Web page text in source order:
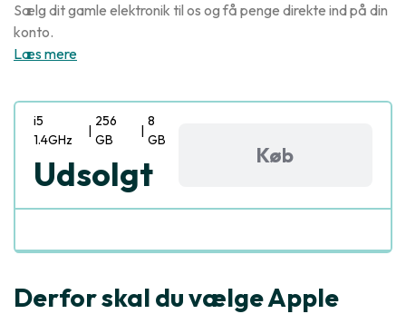
Sælg dit gamle elektronik til os og få penge direkte ind på din
konto.
Læs mere
i5
1.4GHz
|
256
GB
|
8
GB
Udsolgt Køb
Derfor skal du vælge Apple